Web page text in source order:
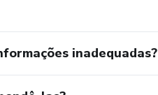
inadequadas?